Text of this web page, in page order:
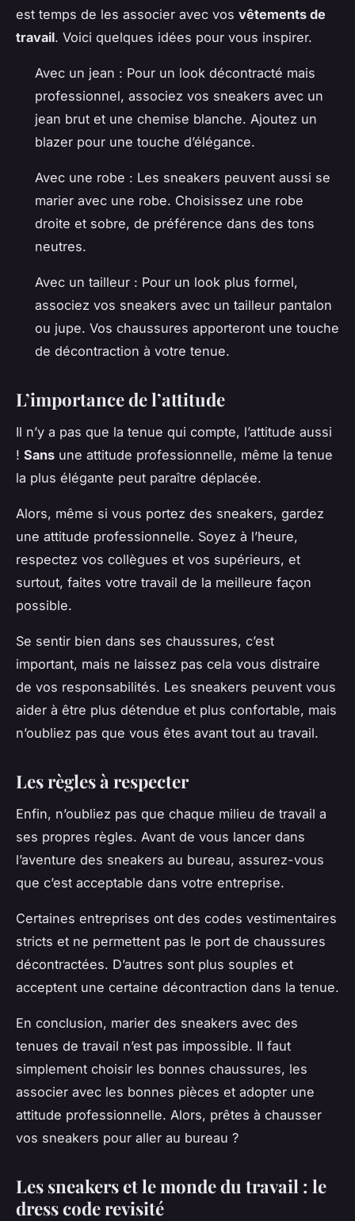
est temps de les associer avec vos vêtements de
travail. Voici quelques idées pour vous inspirer.
Avec un jean : Pour un look décontracté mais
professionnel, associez vos sneakers avec un
jean brut et une chemise blanche. Ajoutez un
blazer pour une touche d’élégance.
Avec une robe : Les sneakers peuvent aussi se
marier avec une robe. Choisissez une robe
droite et sobre, de préférence dans des tons
neutres.
Avec un tailleur : Pour un look plus formel,
associez vos sneakers avec un tailleur pantalon
ou jupe. Vos chaussures apporteront une touche
de décontraction à votre tenue.
L’importance de l’attitude
Il n’y a pas que la tenue qui compte, l’attitude aussi
! Sans une attitude professionnelle, même la tenue
la plus élégante peut paraître déplacée.
Alors, même si vous portez des sneakers, gardez
une attitude professionnelle. Soyez à l’heure,
respectez vos collègues et vos supérieurs, et
surtout, faites votre travail de la meilleure façon
possible.
Se sentir bien dans ses chaussures, c’est
important, mais ne laissez pas cela vous distraire
de vos responsabilités. Les sneakers peuvent vous
aider à être plus détendue et plus confortable, mais
n’oubliez pas que vous êtes avant tout au travail.
Les règles à respecter
Enfin, n’oubliez pas que chaque milieu de travail a
ses propres règles. Avant de vous lancer dans
l’aventure des sneakers au bureau, assurez-vous
que c’est acceptable dans votre entreprise.
Certaines entreprises ont des codes vestimentaires
stricts et ne permettent pas le port de chaussures
décontractées. D’autres sont plus souples et
acceptent une certaine décontraction dans la tenue.
En conclusion, marier des sneakers avec des
tenues de travail n’est pas impossible. Il faut
simplement choisir les bonnes chaussures, les
associer avec les bonnes pièces et adopter une
attitude professionnelle. Alors, prêtes à chausser
vos sneakers pour aller au bureau ?
Les sneakers et le monde du travail : le
dress code revisité